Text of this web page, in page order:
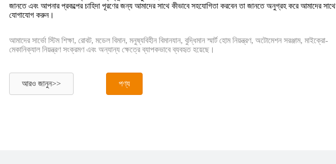
জানতে এবং আপনার প্রকল্পের চাহিদা পূরণের জন্য আমাদের সাথে কীভাবে সহযোগিতা করবেন তা জানতে অনুগ্রহ করে আমাদের সাথে
যোগাযোগ করুন।
আমাদের সার্ভো স্টিম শিক্ষা, রোবট, মডেল বিমান, মনুষ্যবিহীন বিমানযান, বুদ্ধিমান স্মার্ট হোম নিয়ন্ত্রণ, অটোমেশন সরঞ্জাম, মাইক্রো-
মেকানিক্যাল নিয়ন্ত্রণ সংক্রমণ এবং অন্যান্য ক্ষেত্রে ব্যাপকভাবে ব্যবহৃত হয়েছে।
আরও জানুন>> পণ্য